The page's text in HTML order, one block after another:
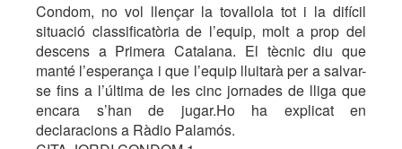
Condom, no vol llençar la tovallola tot i la difícil
situació classificatòria de l’equip, molt a prop del
descens a Primera Catalana. El tècnic diu que
manté l’esperança i que l’equip lluitarà per a salvar-
se fins a l’última de les cinc jornades de lliga que
encara s’han de jugar.Ho ha explicat en
declaracions a Ràdio Palamós.